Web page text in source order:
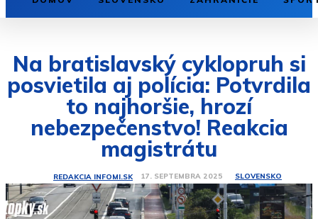
Na bratislavský cyklopruh si
posvietila aj polícia: Potvrdila
to najhoršie, hrozí
nebezpečenstvo! Reakcia
magistrátu
REDAKCIA INFOMI.SK 17. SEPTEMBRA 2025 SLOVENSKO